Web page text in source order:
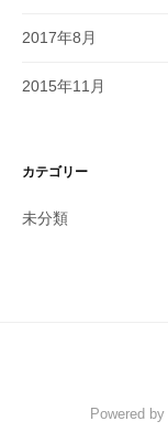
2017年8月
2015年11月
カテゴリー
未分類
Powered by